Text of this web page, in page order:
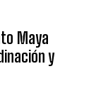
Maya
y